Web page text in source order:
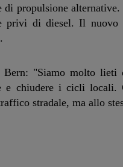
di propulsione
privi di diesel. Il
Bern: "Siamo molto
e chiudere i cicli
stradale, ma allo